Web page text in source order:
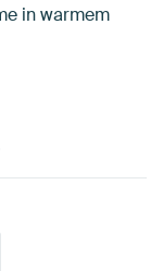
in warmem